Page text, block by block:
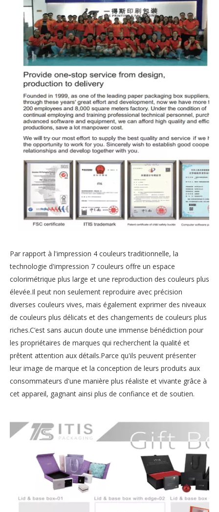
Par rapport à l'impression 4 couleurs traditionnelle, la
technologie d'impression 7 couleurs offre un espace
colorimétrique plus large et une reproduction des couleurs plus
élevée.Il peut non seulement reproduire avec précision
diverses couleurs vives, mais également exprimer des niveaux
de couleurs plus délicats et des changements de couleurs plus
riches.C’est sans aucun doute une immense bénédiction pour
les propriétaires de marques qui recherchent la qualité et
prêtent attention aux détails.Parce qu'ils peuvent présenter
leur image de marque et la conception de leurs produits aux
consommateurs d'une manière plus réaliste et vivante grâce à
cet appareil, gagnant ainsi plus de confiance et de soutien.